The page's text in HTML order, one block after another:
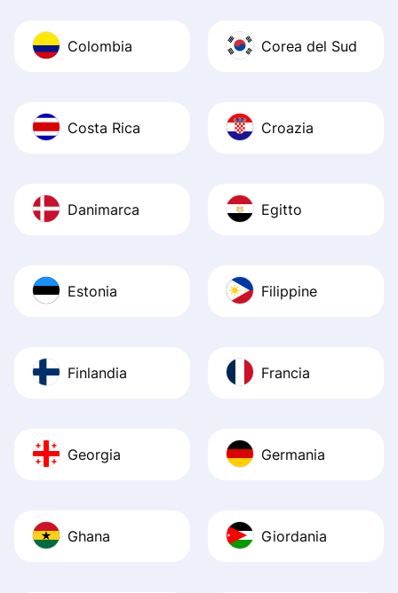
Colombia Corea del Sud
Costa Rica Croazia
Danimarca Egitto
Estonia Filippine
Finlandia Francia
Georgia Germania
Ghana Giordania